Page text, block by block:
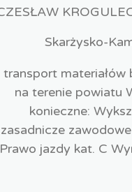
Skarżysko-
transport materiałów
na terenie powiatu
konieczne:
zasadnicze
Prawo jazdy kat. C